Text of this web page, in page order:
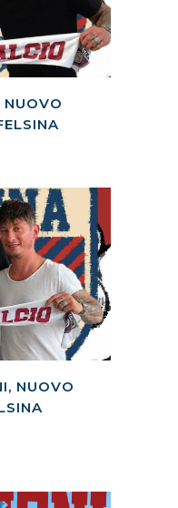
NUOVO